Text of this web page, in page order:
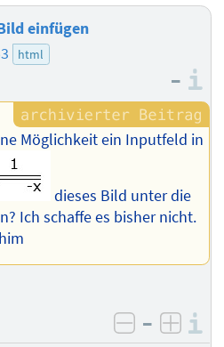
einfügen
html
–
Möglichkeit ein Inputfeld in
dieses Bild unter die
Ich schaffe es bisher nicht.
negativ
–